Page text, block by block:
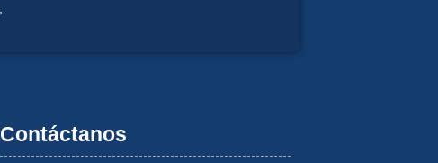
Contáctanos